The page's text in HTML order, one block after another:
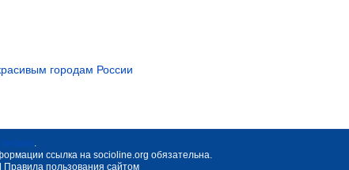
городам России
.
ссылка на socioline.org обязательна.
Правила пользования сайтом